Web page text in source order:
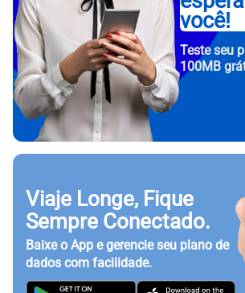
você!
Teste seu
100MB
Viaje Longe, Fique
Sempre Conectado.
Baixe o App e gerencie seu plano de
dados com facilidade.